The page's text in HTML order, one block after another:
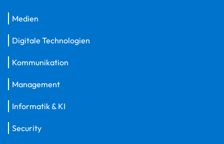
Medien
Digitale Technologien
Kommunikation
Management
Informatik & KI
Security